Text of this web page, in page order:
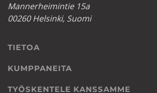
Mannerheimintie 15a
00260 Helsinki, Suomi
TIETOA
KUMPPANEITA
TYÖSKENTELE KANSSAMME